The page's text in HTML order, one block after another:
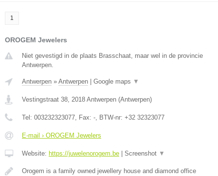
1
OROGEM Jewelers
Niet gevestigd in de plaats Brasschaat, maar wel in de provincie
Antwerpen.
Antwerpen » Antwerpen Google maps ▼
Vestingstraat 38, 2018 Antwerpen (Antwerpen)
Tel: 003232323077, Fax: -, BTW-nr: +32 32323077
E-mail › OROGEM Jewelers
Website: https://juwelenorogem.be Screenshot ▼
Orogem is a family owned jewellery house and diamond office